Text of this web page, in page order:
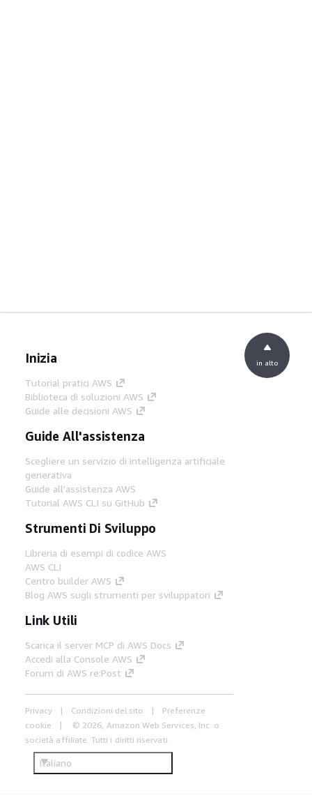
Inizia
Tutorial pratici AWS
Biblioteca di soluzioni AWS
Guide alle decisioni AWS
Guide All'assistenza
Scegliere un servizio di intelligenza artificiale
generativa
Guide all'assistenza AWS
Tutorial AWS CLI su GitHub
Strumenti Di Sviluppo
Libreria di esempi di codice AWS
AWS CLI
Centro builder AWS
Blog AWS sugli strumenti per sviluppatori
Link Utili
Scarica il server MCP di AWS Docs
Accedi alla Console AWS
Forum di AWS re:Post
Privacy Condizioni del sito
Preferenze
cookie
© 2026, Amazon Web Services, Inc. o
società affiliate. Tutti i diritti riservati.
Italiano
in alto